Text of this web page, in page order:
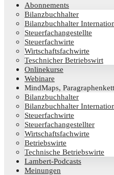
Abon­ne­ments
Bilanz­buch­hal­ter
Bilanz­buch­hal­ter
Steu­er­fach­an­ge­stell­te
Steu­er­fach­wir­te
Wirt­schafts­fach­wir­te
Teschni­cher Betriebswirt
Online­kur­se
Web­i­na­re
Mind­Maps,
Bilanz­buch­hal­ter
Bilanz­buch­hal­ter
Steu­er­fach­wir­te
Steu­er­fach­an­ge­stell­ter
Wirt­schafts­fach­wir­te
Betriebs­wir­te
Tech­ni­sche Betriebswirte
Lam­­bert-Pod­­casts
Mei­nun­gen